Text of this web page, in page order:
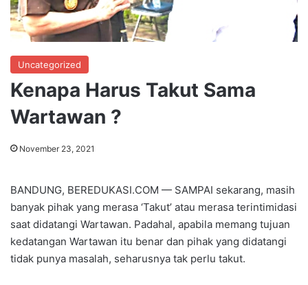
Uncategorized
Kenapa Harus Takut Sama
Wartawan ?
November 23, 2021
BANDUNG, BEREDUKASI.COM — SAMPAI sekarang, masih
banyak pihak yang merasa ‘Takut’ atau merasa terintimidasi
saat didatangi Wartawan. Padahal, apabila memang tujuan
kedatangan Wartawan itu benar dan pihak yang didatangi
tidak punya masalah, seharusnya tak perlu takut.